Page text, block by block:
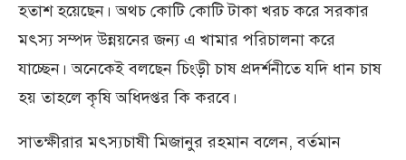
হতাশ হয়েছেন। অথচ কোটি কোটি টাকা খরচ করে সরকার
মৎস্য সম্পদ উন্নয়নের জন্য এ খামার পরিচালনা করে
যাচ্ছেন। অনেকেই বলছেন চিংড়ী চাষ প্রদর্শনীতে যদি ধান চাষ
হয় তাহলে কৃষি অধিদপ্তর কি করবে।
সাতক্ষীরার মৎস্যচাষী মিজানুর রহমান বলেন, বর্তমান